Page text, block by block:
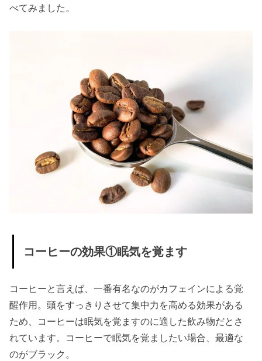
肪の代
ーの効
果③美
肌にな
れる
» コーヒ
ーの効
» コーヒ
果⑤心
臓病や
脳卒
べてみました。
コーヒーの効果①眠気を覚ます
コーヒーと言えば、一番有名なのがカフェインによる覚
醒作用。頭をすっきりさせて集中力を高める効果がある
ため、コーヒーは眠気を覚ますのに適した飲み物だとさ
れています。コーヒーで眠気を覚ましたい場合、最適な
のがブラック。